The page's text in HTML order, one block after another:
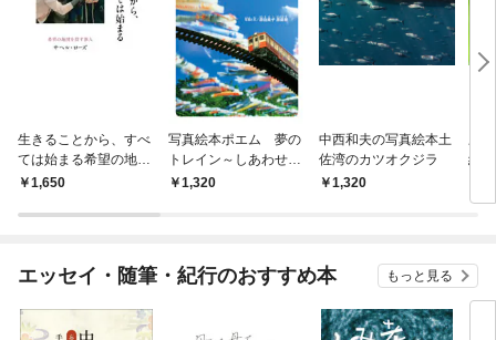
生きることから、すべ
ては始まる希望の地図
を探す旅人
1,650
写真絵本ポエム 夢の
トレイン～しあわせの
旅～1,320
中西和夫の写真絵本土
佐湾のカツオクジラ
1,320
絵
エッセイ・随筆・紀行のおすすめ本 もっと見る